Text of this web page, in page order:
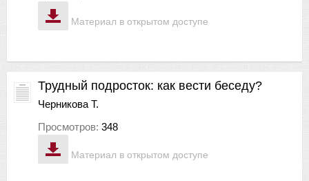
Материал в открытом доступе
Материал в открытом доступе
Трудный подросток: как вести беседу?
Черникова Т.
Просмотров: 348